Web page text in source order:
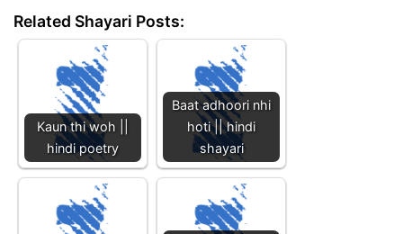
Related Shayari Posts:
Kaun thi woh ||
hindi poetry
Baat adhoori nhi
hoti || hindi
shayari